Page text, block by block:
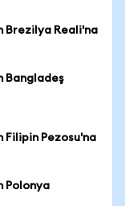
Brezilya Reali'na
Bangladeş
Filipin Pezosu'na
Polonya